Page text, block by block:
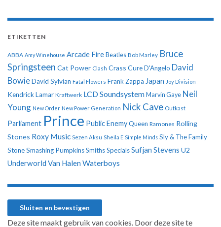
ETIKETTEN
ABBA Amy Winehouse Arcade Fire Beatles Bob Marley Bruce
Springsteen Cat Power Clash Crass CureD'Angelo David
BowieDavid Sylvian Fatal Flowers Frank Zappa Japan Joy Division
Kendrick Lamar Kraftwerk LCD Soundsystem Marvin Gaye Neil
Young New Order New Power Generation Nick Cave Outkast
Parliament Prince Public EnemyQueen Ramones Rolling
Stones Roxy Music Sezen Aksu Sheila E Simple Minds Sly & The Family
StoneSmashing PumpkinsSmithsSpecialsSufjan Stevens U2
Underworld Van Halen Waterboys
Deze site maakt gebruik van cookies. Door deze site te